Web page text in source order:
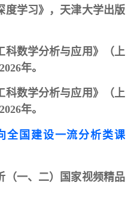
学习》， 天津大学出版
科数学分析与应用》（上
年。
科数学分析与应用》（上
年。
全国建设一流分析类课
（一、二）国家视频精品